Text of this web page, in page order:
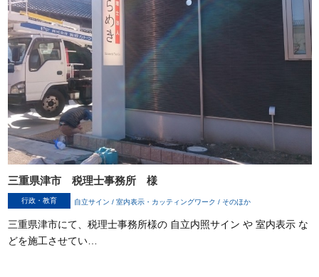
三重県津市 税理士事務所 様
行政・教育 自立サイン / 室内表示・カッティングワーク / そのほか
三重県津市にて、税理士事務所様の 自立内照サイン や 室内表示 な
どを施工させてい…